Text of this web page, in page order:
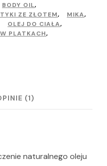
BODY OIL,
ZE ZŁOTEM, MIKA,
OLEJ DO CIAŁA,
PLATKACH,
(1)
naturalnego oleju